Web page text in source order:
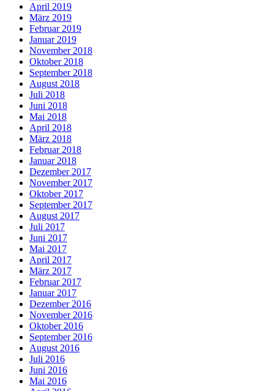
April 2019
März 2019
Februar 2019
Januar 2019
November 2018
Oktober 2018
September 2018
August 2018
Juli 2018
Juni 2018
Mai 2018
April 2018
März 2018
Februar 2018
Januar 2018
Dezember 2017
November 2017
Oktober 2017
September 2017
August 2017
Juli 2017
Juni 2017
Mai 2017
April 2017
März 2017
Februar 2017
Januar 2017
Dezember 2016
November 2016
Oktober 2016
September 2016
August 2016
Juli 2016
Juni 2016
Mai 2016